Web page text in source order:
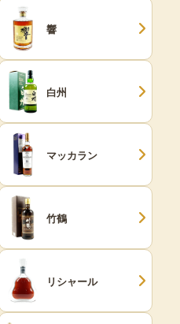
響
白州
マッカラン
竹鶴
リシャール